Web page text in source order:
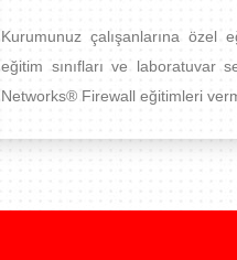
Kurumunuz çalışanlarına özel
eğitim sınıfları ve laboratuvar
Networks® Firewall eğitimleri